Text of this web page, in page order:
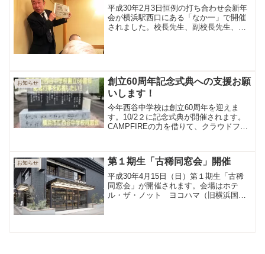
平成30年2月3日恒例の打ち合わせ会新年
会が横浜駅西口にある「なか一」で開催
されました。校長先生、副校長先生、
お知らせ
創立60周年記念式典への支援お願
いします！
今年西谷中学校は創立60周年を迎えま
す。10/2２に記念式典が開催されます。
CAMPFIREの力を借りて、クラウドファ
お願い致します。
お知らせ 第１期生「古稀同窓会」開催
平成30年4月15日（日）第１期生「古稀
同窓会」が開催されます。会場はホテ
ル・ザ・ノット ヨコハマ（旧横浜国際